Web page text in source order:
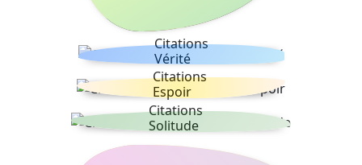
Citations
Vérité
Citations
Espoir
Citations
Solitude